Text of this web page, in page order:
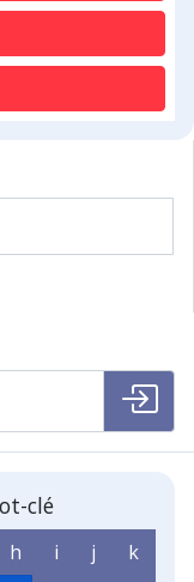
clé
h i j
k